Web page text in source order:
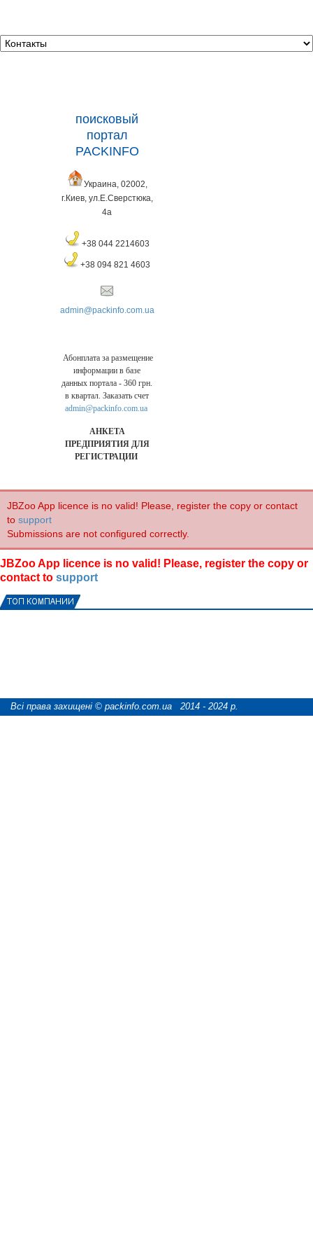
поисковый
портал
PACKINFO
Украина, 02002,
г.Киев, ул.Е.Сверстюка,
4а
+38 044 2214603
+38 094 821 4603
admin@packinfo.com.ua
Абонплата за размещение
информации в базе
данных портала - 360 грн.
в квартал. Заказать счет
admin@packinfo.com.ua
АНКЕТА
ПРЕДПРИЯТИЯ ДЛЯ
РЕГИСТРАЦИИ
JBZoo App licence is no valid! Please, register the copy or contact
to support
Submissions are not configured correctly.
JBZoo App licence is no valid! Please, register the copy or
contact to support
Всі права захищені © packinfo.com.ua 2014 - 2024 р.